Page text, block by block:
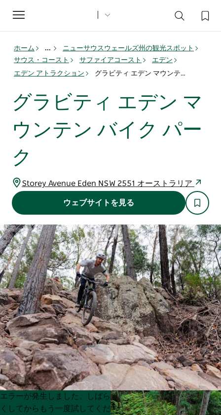
Toggle
navigation
ホーム ...
ニューサウスウェールズ州の観光スポット
サウス・コースト
サファイアコースト
エデン
エデン アトラクション
グラビティ エデン マウンテン バイク パーク
グラビティ エデン マ
ウンテン バイク パー
ク
Storey Avenue Eden NSW 2551 オーストラリア
ウェブサイトを見る
Product
List
Product
List
エラーが発生しました。しばら
くしてからもう一度試してくだ